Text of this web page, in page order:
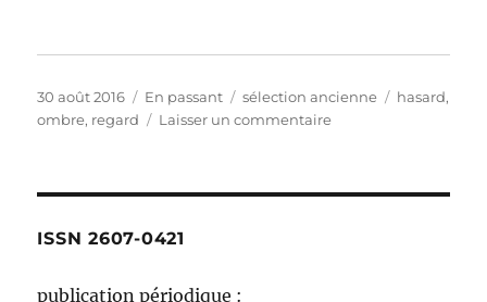
Publié
le
30 août 2016 Format
En passant Catégories
sélection ancienne Étiquettes
hasard,
ombre, regard Laisser un commentairesur
ISSN 2607-0421
publication périodique :